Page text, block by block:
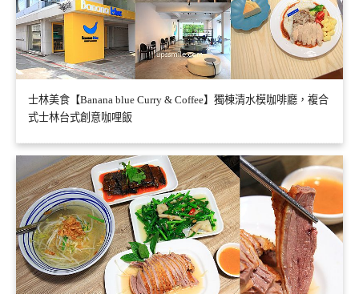
士林美食【Banana blue Curry & Coffee】獨棟清水模咖啡廳，複合
式士林台式創意咖哩飯